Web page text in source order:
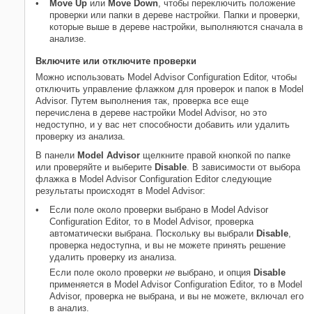
Move Up или Move Down , чтобы переключить положение
проверки или папки в дереве настройки. Папки и проверки,
которые выше в дереве настройки, выполняются сначала в
анализе.
Включите или отключите проверки
Можно использовать Model Advisor Configuration Editor, чтобы
отключить управление флажком для проверок и папок в Model
Advisor. Путем выполнения так, проверка все еще
перечислена в дереве настройки Model Advisor, но это
недоступно, и у вас нет способности добавить или удалить
проверку из анализа.
В панели Model Advisor щелкните правой кнопкой по папке
или проверяйте и выберите Disable . В зависимости от выбора
флажка в Model Advisor Configuration Editor следующие
результаты происходят в Model Advisor:
Если поле около проверки выбрано в Model Advisor
Configuration Editor, то в Model Advisor, проверка
автоматически выбрана. Поскольку вы выбрали Disable
проверка недоступна, и вы не можете принять решение
удалить проверку из анализа.
Если поле около проверки не выбрано, и опция Disable
применяется в Model Advisor Configuration Editor, то в Model
Advisor, проверка не выбрана, и вы не можете, включал его
в анализ.